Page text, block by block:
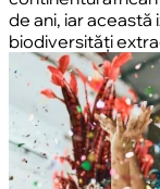
de ani, iar
biodiversități